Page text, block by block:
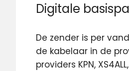
Digitale
De zender is per
de kabelaar in de
providers KPN,